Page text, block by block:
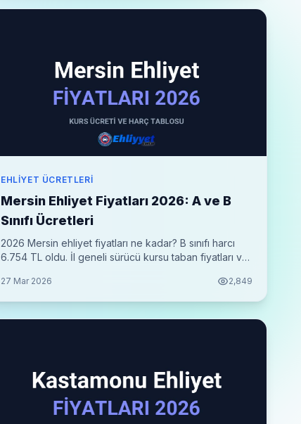
EHLIYET ÜCRETLERI
Mersin Ehliyet Fiyatları 2026: A ve B
Sınıfı Ücretleri
2026 Mersin ehliyet fiyatları ne kadar? B sınıfı harcı
6.754 TL oldu. İl geneli sürücü kursu taban fiyatları ve
27 Mar 2026 2,849